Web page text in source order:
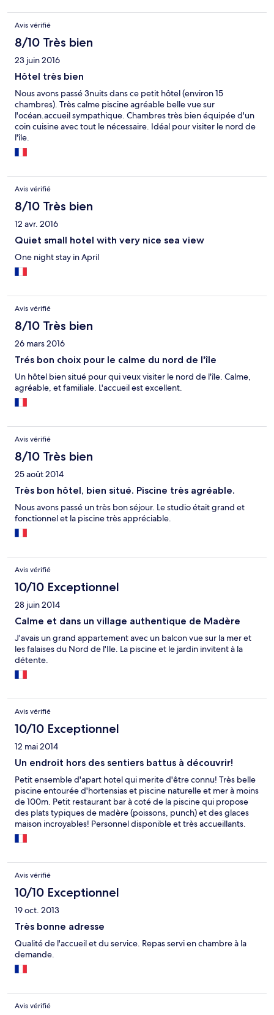
Avis vérifié
8/10 Très bien
23 juin 2016
Hôtel très bien
Nous avons passé 3nuits dans ce petit hôtel (environ 15
chambres). Très calme piscine agréable belle vue sur
l'océan.accueil sympathique. Chambres très bien équipée d'un
coin cuisine avec tout le nécessaire. Idéal pour visiter le nord de
l'île.
Avis vérifié
8/10 Très bien
12 avr. 2016
Quiet small hotel with very nice sea view
One night stay in April
Avis vérifié
8/10 Très bien
26 mars 2016
Trés bon choix pour le calme du nord de l'île
Un hôtel bien situé pour qui veux visiter le nord de l'île. Calme,
agréable, et familiale. L'accueil est excellent.
Avis vérifié
8/10 Très bien
25 août 2014
Très bon hôtel, bien situé. Piscine très agréable.
Nous avons passé un très bon séjour. Le studio était grand et
fonctionnel et la piscine très appréciable.
Avis vérifié
10/10 Exceptionnel
28 juin 2014
Calme et dans un village authentique de Madère
J'avais un grand appartement avec un balcon vue sur la mer et
les falaises du Nord de l'Ile. La piscine et le jardin invitent à la
détente.
Avis vérifié
10/10 Exceptionnel
12 mai 2014
Un endroit hors des sentiers battus à découvrir!
Petit ensemble d'apart hotel qui merite d'être connu! Très belle
piscine entourée d'hortensias et piscine naturelle et mer à moins
de 100m. Petit restaurant bar à coté de la piscine qui propose
des plats typiques de madère (poissons, punch) et des glaces
maison incroyables! Personnel disponible et très accueillants.
Apart Hotel situé à Ponta Delgada hors des sentiers battus mais
qui possède toutes les commodités à 2 pas (petit supermarché,
Avis vérifié
10/10 Exceptionnel
19 oct. 2013
Très bonne adresse
Qualité de l'accueil et du service. Repas servi en chambre à la
demande.
Avis vérifié